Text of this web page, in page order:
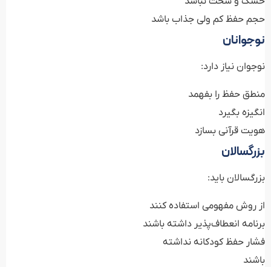
حجم حفظ کم ولی جذاب باشد
نوجوانان
نوجوان نیاز دارد:
منطق حفظ را بفهمد
انگیزه بگیرد
هویت قرآنی بسازد
بزرگسالان
بزرگسالان باید:
از روش مفهومی استفاده کنند
برنامه انعطاف‌پذیر داشته باشند
فشار حفظ کودکانه نداشته
باشند